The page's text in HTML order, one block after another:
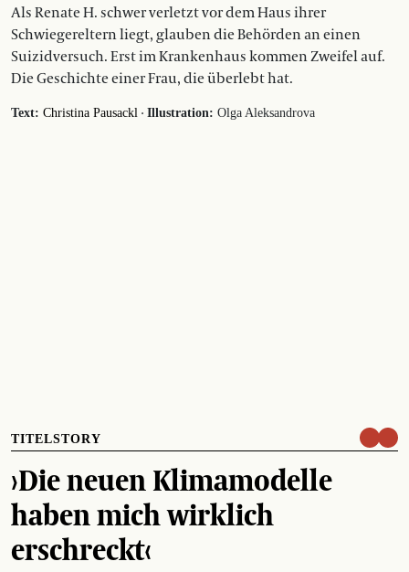
Als Renate H. schwer verletzt vor dem Haus ihrer
Schwiegereltern liegt, glauben die Behörden an einen
Suizidversuch. Erst im Krankenhaus kommen Zweifel auf.
Die Geschichte einer Frau, die überlebt hat.
Text: Christina Pausackl · Illustration: Olga Aleksandrova
TITELSTORY
›Die neuen Klimamodelle
haben mich wirklich
erschreckt‹